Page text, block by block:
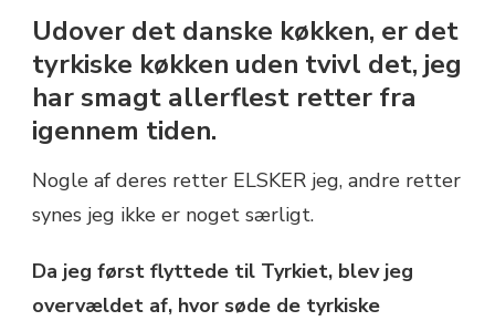
SKAL
PRØVE!
Udover det danske køkken, er det
tyrkiske køkken uden tvivl det, jeg
har smagt allerflest retter fra
igennem tiden.
Nogle af deres retter ELSKER jeg, andre retter
synes jeg ikke er noget særligt.
Da jeg først flyttede til Tyrkiet, blev jeg
overvældet af, hvor søde de tyrkiske